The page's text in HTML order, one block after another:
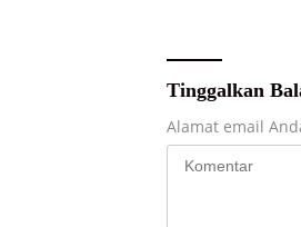
Tinggalkan
Alamat email